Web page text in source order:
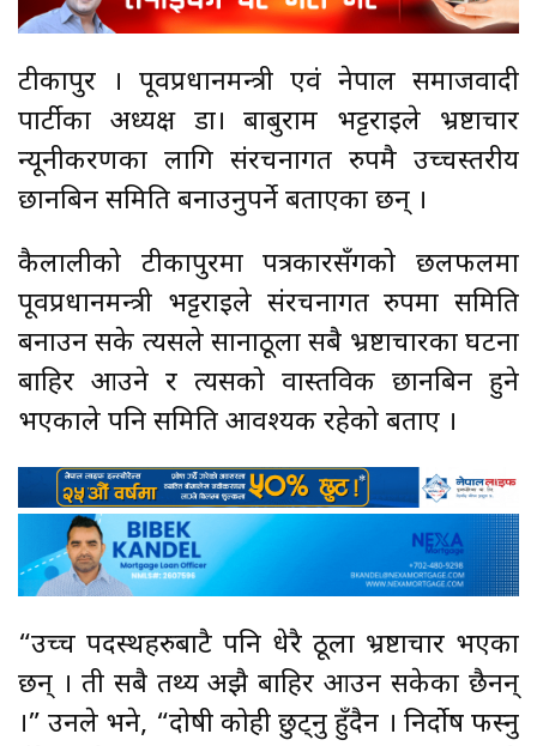
टीकापुर । पूर्वप्रधानमन्त्री एवं नेपाल समाजवादी
पार्टीका अध्यक्ष डा। बाबुराम भट्टराईले भ्रष्टाचार
न्यूनीकरणका लागि संरचनागत रुपमै उच्चस्तरीय
छानबिन समिति बनाउनुपर्ने बताएका छन् ।
कैलालीको टीकापुरमा पत्रकारसँगको छलफलमा
पूर्वप्रधानमन्त्री भट्टराईले संरचनागत रुपमा समिति
बनाउन सके त्यसले सानाठूला सबै भ्रष्टाचारका घटना
बाहिर आउने र त्यसको वास्तविक छानबिन हुने
भएकाले पनि समिति आवश्यक रहेको बताए ।
“उच्च पदस्थहरुबाटै पनि धेरै ठूला भ्रष्टाचार भएका
छन् । ती सबै तथ्य अझै बाहिर आउन सकेका छैनन्
।” उनले भने, “दोषी कोही छुट्नु हुँदैन । निर्दोष फस्नु